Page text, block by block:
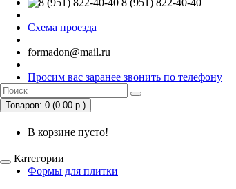
8 (951) 822-40-40
Схема проезда
formadon@mail.ru
Просим вас заранее звонить по телефону
Товаров: 0 (0.00 р.)
В корзине пусто!
Категории
Формы для плитки